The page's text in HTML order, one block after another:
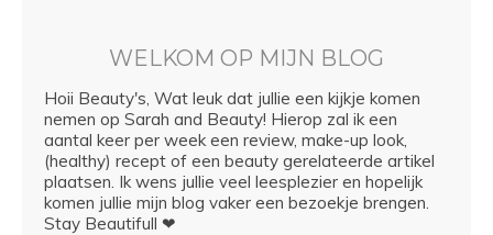
WELKOM OP MIJN BLOG
Hoii Beauty's, Wat leuk dat jullie een kijkje komen
nemen op Sarah and Beauty! Hierop zal ik een
aantal keer per week een review, make-up look,
(healthy) recept of een beauty gerelateerde artikel
plaatsen. Ik wens jullie veel leesplezier en hopelijk
komen jullie mijn blog vaker een bezoekje brengen.
Stay Beautifull ❤